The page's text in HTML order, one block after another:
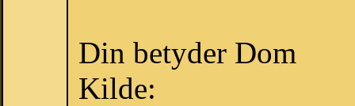
Din betyder Dom
Kilde: